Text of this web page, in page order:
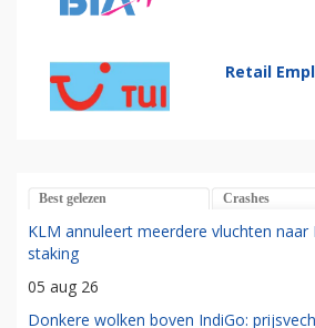
Retail
Best gelezen Crashes
KLM annuleert meerdere vluchten
staking
05 aug 26
Donkere wolken boven IndiGo: